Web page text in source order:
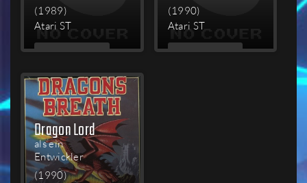
(1989)
Atari ST
MEHR
(1990)
Atari ST
MEHR
Dragon Lord
als ein
Entwickler
(1990)